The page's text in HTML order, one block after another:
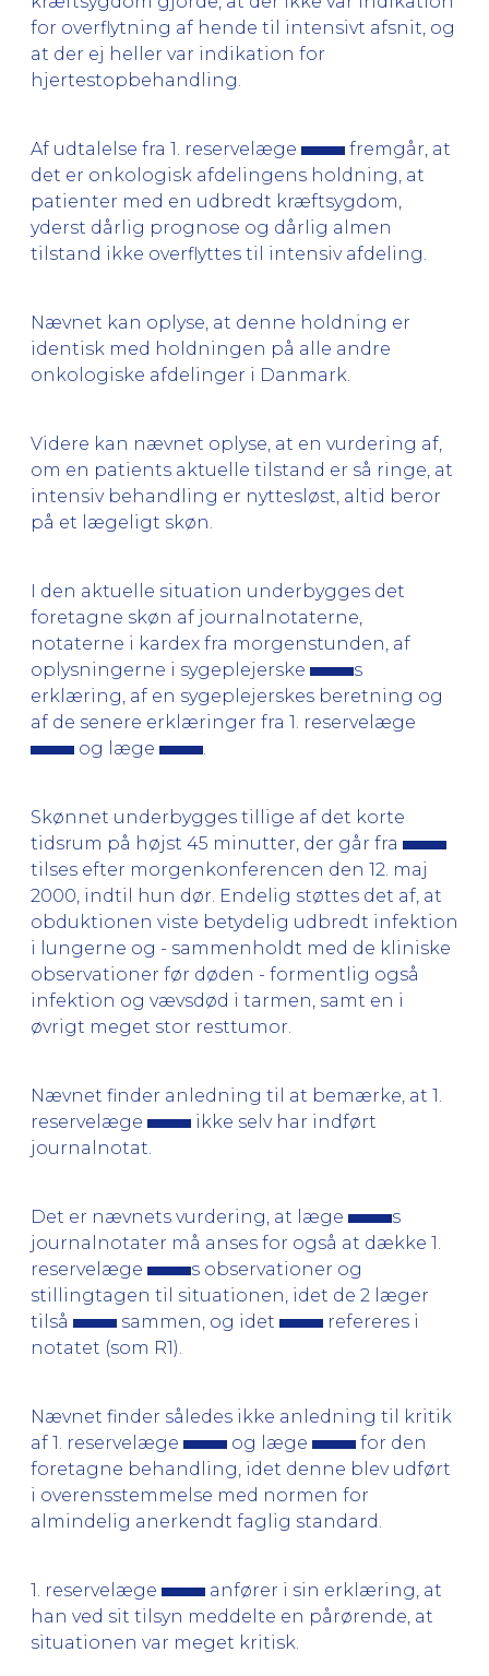
for overflytning af hende til intensivt afsnit, og
at der ej heller var indikation for
hjertestopbehandling.
Af udtalelse fra 1. reservelæge
fremgår, at
det er onkologisk afdelingens holdning, at
patienter med en udbredt kræftsygdom,
yderst dårlig prognose og dårlig almen
tilstand ikke overflyttes til intensiv afdeling.
Nævnet kan oplyse, at denne holdning er
identisk med holdningen på alle andre
onkologiske afdelinger i Danmark.
Videre kan nævnet oplyse, at en vurdering af,
om en patients aktuelle tilstand er så ringe, at
intensiv behandling er nyttesløst, altid beror
på et lægeligt skøn.
I den aktuelle situation underbygges det
foretagne skøn af journalnotaterne,
notaterne i kardex fra morgenstunden, af
oplysningerne i sygeplejerske
s
erklæring, af en sygeplejerskes beretning og
af de senere erklæringer fra 1. reservelæge
og læge
Skønnet underbygges tillige af det korte
tidsrum på højst 45 minutter, der går fra
tilses efter morgenkonferencen den 12. maj
2000, indtil hun dør. Endelig støttes det af, at
obduktionen viste betydelig udbredt infektion
i lungerne og - sammenholdt med de kliniske
observationer før døden - formentlig også
infektion og vævsdød i tarmen, samt en i
øvrigt meget stor resttumor.
Nævnet finder anledning til at bemærke, at 1.
reservelæge
ikke selv har indført
journalnotat.
Det er nævnets vurdering, at læge
s
journalnotater må anses for også at dække 1.
reservelæge
s observationer og
stillingtagen til situationen, idet de 2 læger
tilså
sammen, og idet
refereres i
notatet (som R1).
Nævnet finder således ikke anledning til kritik
af 1. reservelæge
og læge
for den
foretagne behandling, idet denne blev udført
i overensstemmelse med normen for
almindelig anerkendt faglig standard.
1. reservelæge
anfører i sin erklæring, at
han ved sit tilsyn meddelte en pårørende, at
situationen var meget kritisk.